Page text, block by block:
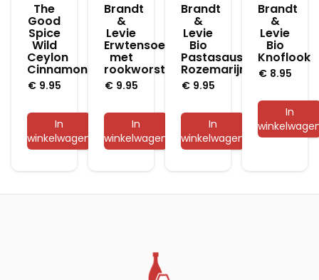
The
Good
Spice
Wild
Ceylon
Cinnamon
€ 9.95
In
winkelwagen
Brandt
&
Levie
Erwtensoep
met
rookworst
€ 9.95
In
winkelwagen
Brandt
&
Levie
Bio
Pastasaus
Rozemarijnworst
€ 9.95
In
winkelwagen
Brandt
&
Levie
Bio
Knoflook
€ 8.95
In